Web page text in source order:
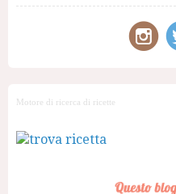
Motore di ricerca di ricette